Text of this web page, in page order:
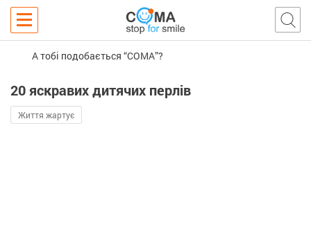
А тобі подобається “COMA”?
20 яскравих дитячих перлів
Життя жартує